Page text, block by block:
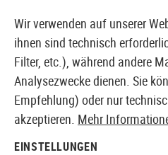
EUROPÄISCHER AIRSOFT
Wir verwenden auf unserer
ihnen sind technisch
Filter, etc.), während andere
Analysezwecke dienen. Sie
Empfehlung) oder nur
akzeptieren. Mehr
EINSTELLUNGEN